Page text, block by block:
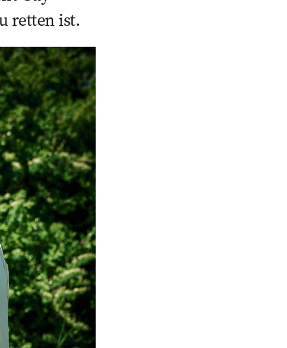
retten ist.